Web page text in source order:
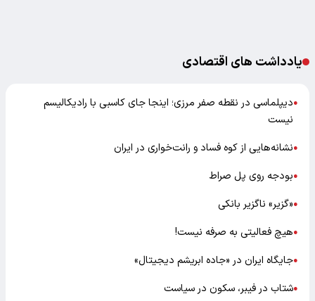
یادداشت های اقتصادی
●دیپلماسی در نقطه صفر مرزی؛ اینجا جای کاسبی با رادیکالیسم
نیست
●نشانه‌هایی از کوه فساد و رانت‌خواری در ایران
●بودجه روی پل صراط
●«گزیر» ناگزیر بانکی
●هیچ فعالیتی به صرفه نیست!
●جایگاه ایران در «جاده ابریشم دیجیتال»
●شتاب در فیبر، سکون در سیاست